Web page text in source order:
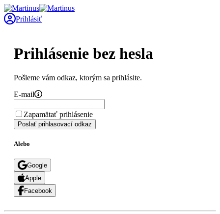
Prihlásiť
Prihlásenie bez hesla
Pošleme vám odkaz, ktorým sa prihlásite.
E-mail
Zapamätať prihlásenie
Poslať prihlasovací odkaz
Alebo
Google
Apple
Facebook